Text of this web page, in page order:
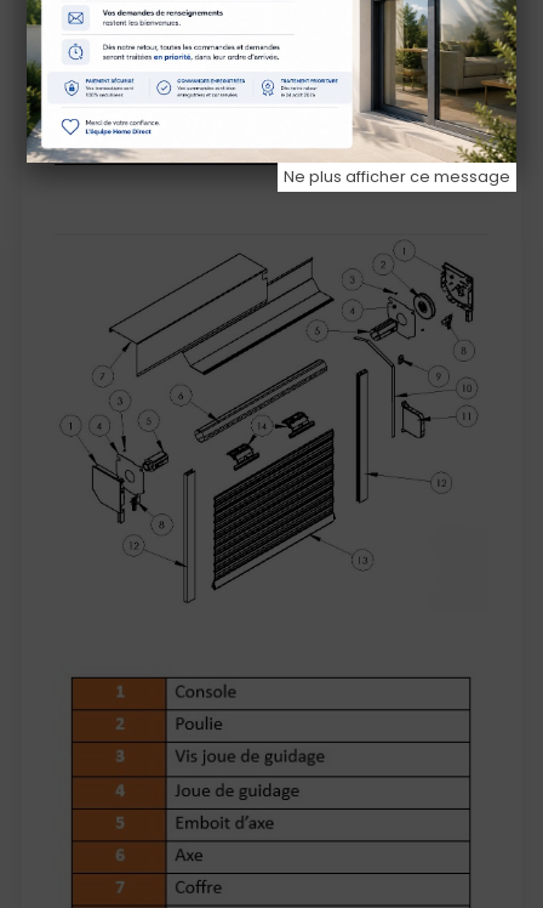
maison.
Composition d'un volet avec sangle
Ne plus afficher ce message